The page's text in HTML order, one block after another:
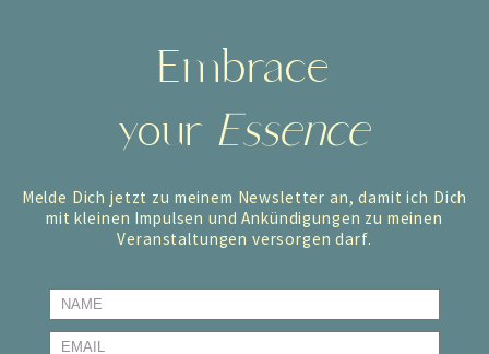
Embrace
your Essence
Melde Dich jetzt zu meinem Newsletter an, damit ich Dich
mit kleinen Impulsen und Ankündigungen zu meinen
Veranstaltungen versorgen darf.